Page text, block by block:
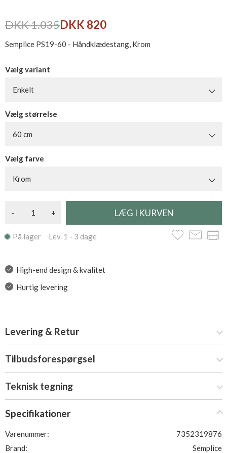
DKK 1.035DKK 820
Semplice PS19-60 - Håndklædestang, Krom
Vælg variant
Enkelt
Vælg størrelse
60 cm
Vælg farve
Krom
- +
På lager Lev. 1 - 3 dage
High-end design & kvalitet
Hurtig levering
Levering & Retur
Tilbudsforespørgsel
Teknisk tegning
Specifikationer
Varenummer:
7352319876
Brand:
Semplice